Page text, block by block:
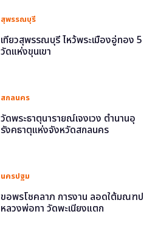
สุพรรณบุรี
เที่ยวสุพรรณบุรี ไหว้พระเมืองอู่ทอง 5
วัดแห่งขุนเขา
สกลนคร
วัดพระธาตุนารายณ์เจงเวง ตำนานอุ
รังคธาตุแห่งจังหวัดสกลนคร
นครปฐม
ขอพรโชคลาภ การงาน ลอดใต้มณฑป
หลวงพ่อทา วัดพะเนียงแตก